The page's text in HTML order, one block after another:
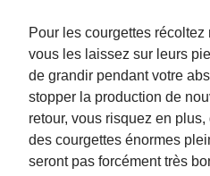
Pour les courgettes
vous les laissez sur leurs
de grandir pendant votre
stopper la production de
retour, vous risquez en
des courgettes énormes
seront pas forcément très